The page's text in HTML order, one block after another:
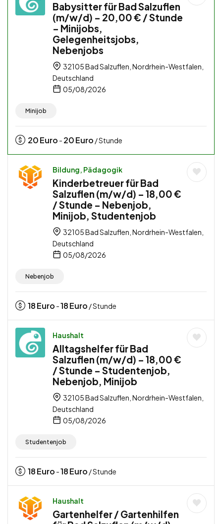
Babysitter für Bad Salzuflen
(m/w/d) – 20,00 € / Stunde
– Minijobs,
Gelegenheitsjobs,
Nebenjobs
32105 Bad Salzuflen, Nordrhein-Westfalen,
Deutschland
05/08/2026
Minijob
20Euro - 20Euro / Stunde
Bildung, Pädagogik
Kinderbetreuer für Bad
Salzuflen (m/w/d) – 18,00 €
/ Stunde – Nebenjob,
Minijob, Studentenjob
32105 Bad Salzuflen, Nordrhein-Westfalen,
Deutschland
05/08/2026
Nebenjob
18Euro -18Euro / Stunde
Haushalt
Alltagshelfer für Bad
Salzuflen (m/w/d) – 18,00 €
/ Stunde – Studentenjob,
Nebenjob, Minijob
32105 Bad Salzuflen, Nordrhein-Westfalen,
Deutschland
05/08/2026
Studentenjob
18Euro -18Euro / Stunde
Haushalt
Gartenhelfer / Gartenhilfen